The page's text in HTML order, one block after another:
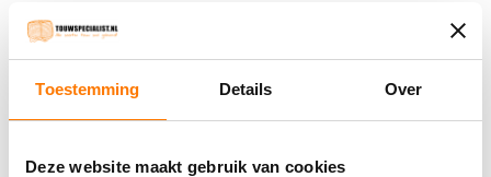
Toestemming Details Over
Deze website maakt gebruik van cookies
100 meter)
€17.85incl. BTW
Bestel nu
€0.41incl. BTW
Bestel nu